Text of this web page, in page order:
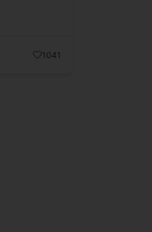
1041